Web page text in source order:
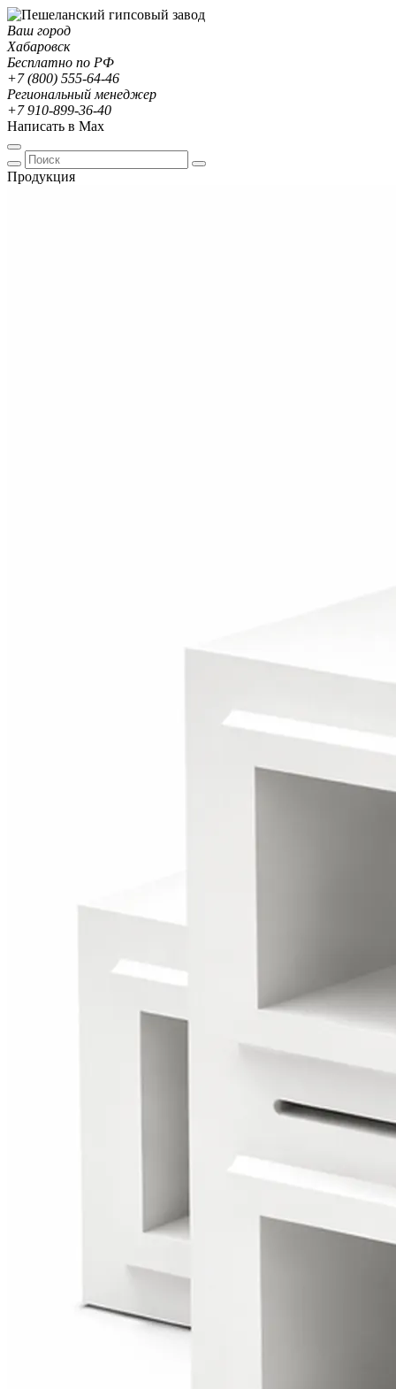
Ваш город
Хабаровск
Бесплатно по РФ
+7 (800) 555-64-46
Региональный менеджер
+7 910-899-36-40
Написать в Max
Продукция